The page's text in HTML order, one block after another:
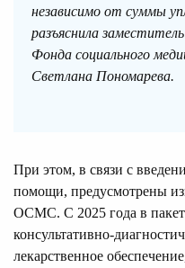
независимо от суммы
разъяснила
Фонда социального
Светлана Пономарева.
При этом, в связи с
помощи, предусмотрены
ОСМС. С 2025 года в
консультативно-
лекарственное